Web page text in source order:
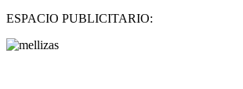
ESPACIO PUBLICITARIO: